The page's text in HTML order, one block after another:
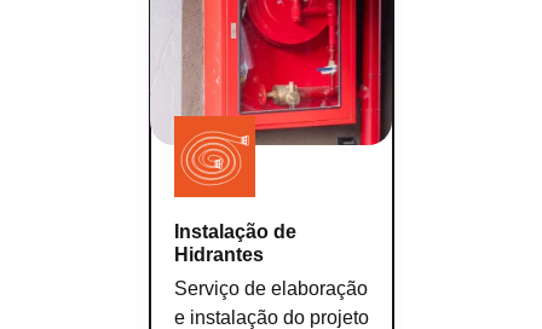
Instalação de
Hidrantes
Serviço de elaboração
e instalação do projeto